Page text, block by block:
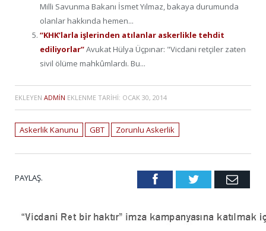
Milli Savunma Bakanı İsmet Yılmaz, bakaya durumunda
olanlar hakkında hemen...
“KHK’larla işlerinden atılanlar askerlikle tehdit
ediliyorlar”Avukat Hülya Üçpınar: "Vicdani retçiler zaten
sivil ölüme mahkûmlardı. Bu...
EKLEYEN ADMIN EKLENME TARIHI: OCAK 30, 2014
Askerlik Kanunu GBT Zorunlu Askerlik
PAYLAŞ. FacebookTwitter Email